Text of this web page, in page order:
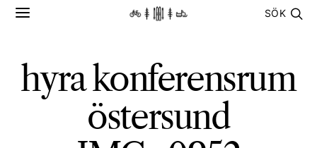
SÖK
hyra konferensrum
östersund